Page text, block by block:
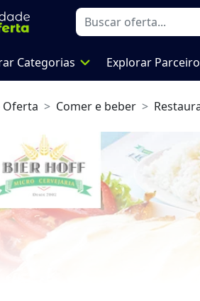
Categorias expand_more Explorar
Oferta Comer e beber